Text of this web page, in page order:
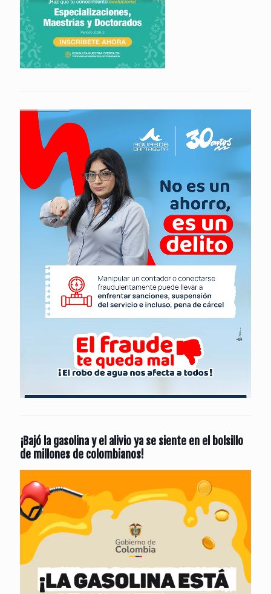
¡Bajó la gasolina y el alivio ya se siente en el bolsillo
de millones de colombianos!
de
vídeo